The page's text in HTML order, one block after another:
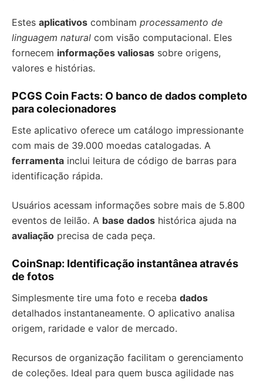
Estes aplicativos combinam processamento de
linguagem natural com visão computacional. Eles
fornecem informações valiosas sobre origens,
valores e histórias.
PCGS Coin Facts: O banco de dados completo
para colecionadores
Este aplicativo oferece um catálogo impressionante
com mais de 39.000 moedas catalogadas. A
ferramenta inclui leitura de código de barras para
identificação rápida.
Usuários acessam informações sobre mais de 5.800
eventos de leilão. A base dados histórica ajuda na
avaliação precisa de cada peça.
CoinSnap: Identificação instantânea através
de fotos
Simplesmente tire uma foto e receba dados
detalhados instantaneamente. O aplicativo analisa
origem, raridade e valor de mercado.
Recursos de organização facilitam o gerenciamento
de coleções. Ideal para quem busca agilidade nas